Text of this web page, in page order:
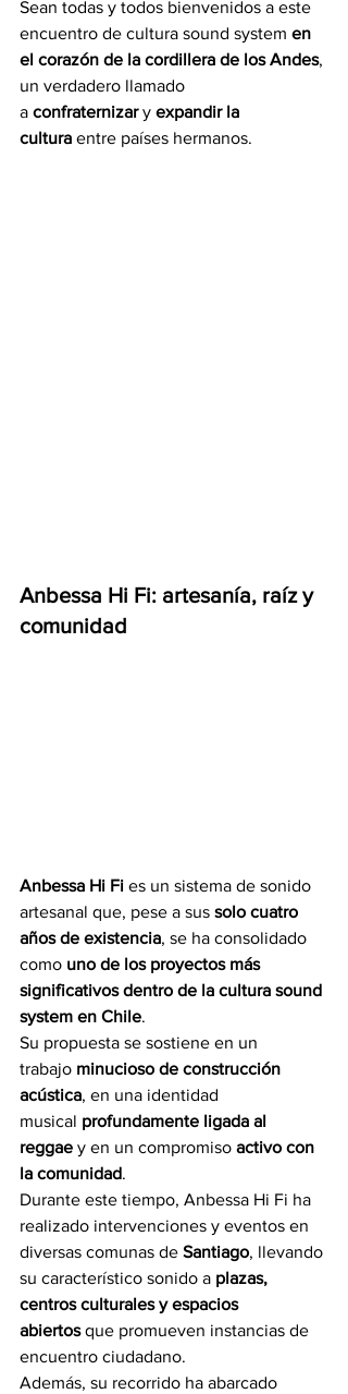
Sean todas y todos bienvenidos a este
encuentro de cultura sound system en
el corazón de la cordillera de los Andes,
un verdadero llamado
a confraternizar y expandir la
cultura entre países hermanos.
Anbessa Hi Fi: artesanía, raíz y
comunidad
Anbessa Hi Fi es un sistema de sonido
artesanal que, pese a sus solo cuatro
años de existencia, se ha consolidado
como uno de los proyectos más
significativos dentro de la cultura sound
system en Chile.
Su propuesta se sostiene en un
trabajo minucioso de construcción
acústica, en una identidad
musical profundamente ligada al
reggae y en un compromiso activo con
la comunidad.
Durante este tiempo, Anbessa Hi Fi ha
realizado intervenciones y eventos en
diversas comunas de Santiago, llevando
su característico sonido a plazas,
centros culturales y espacios
abiertos que promueven instancias de
encuentro ciudadano.
Además, su recorrido ha abarcado